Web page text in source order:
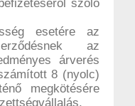
szóló
esetére az
az
árverés
8 (nyolc)
megkötésére